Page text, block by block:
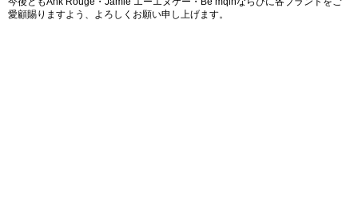
愛顧賜りますよう、よろしくお願い申し上げます。